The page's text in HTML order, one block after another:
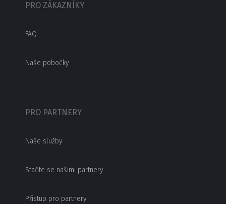
PRO ZÁKAZNÍKY
FAQ
Naše pobočky
PRO PARTNERY
Naše služby
Staňte se našimi partnery
Přístup pro partnery